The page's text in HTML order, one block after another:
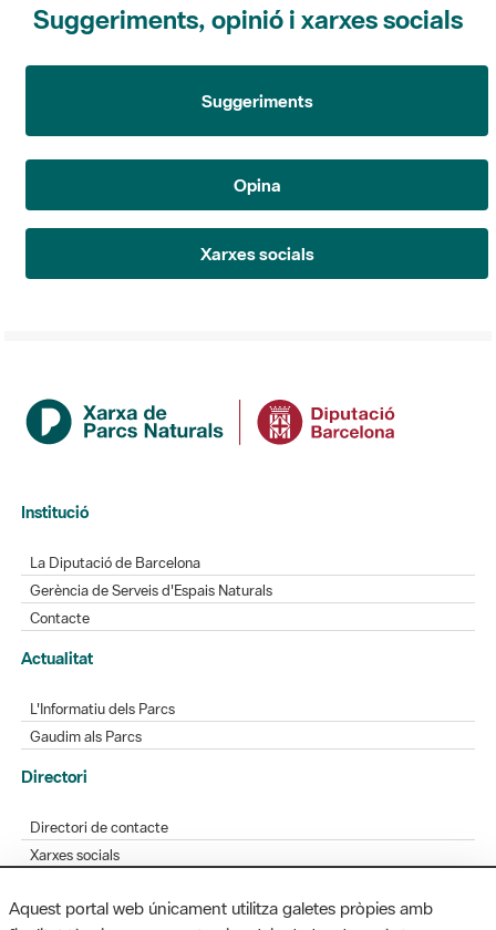
Suggeriments, opinió i xarxes socials
Suggeriments
Opina
Xarxes socials
Institució
La Diputació de Barcelona
Gerència de Serveis d'Espais Naturals
Contacte
Actualitat
L'Informatiu dels Parcs
Gaudim als Parcs
Directori
Directori de contacte
Xarxes socials
Bústia de suggeriments
Aquest portal web únicament utilitza galetes pròpies amb